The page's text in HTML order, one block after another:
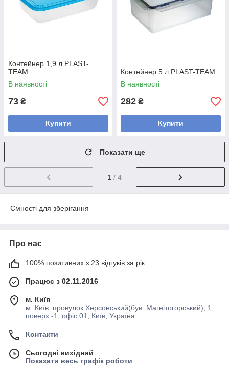
Контейнер 1,9 л PLAST-
TEAM
В наявності
73 ₴
Купити
Контейнер 5 л PLAST-TEAM
В наявності
282 ₴
Купити
Показати ще
1 / 4
Ємності для зберігання
Про нас
100% позитивних з 23 відгуків за рік
Працює з 02.11.2016
м. Київ
м. Київ, провулок Херсонський(був. Магнітогорський), 1,
поверх -1, офіс 01, Київ, Україна
Контакти
Сьогодні вихідний
Показати весь графік роботи